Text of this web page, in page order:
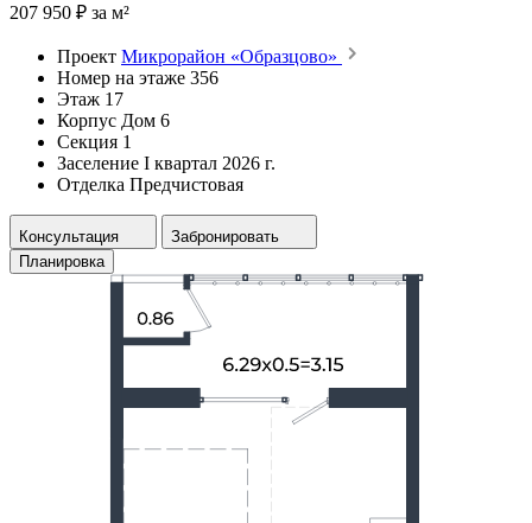
207 950 ₽ за м²
Проект Микрорайон «Образцово»
Номер на этаже 356
Этаж 17
Корпус Дом 6
Секция 1
Заселение I квартал 2026 г.
Отделка Предчистовая
Консультация
Забронировать
Планировка